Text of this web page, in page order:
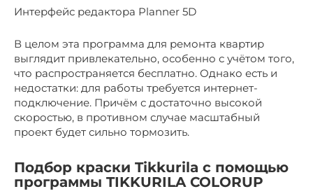
Интерфейс редактора Planner 5D
В целом эта программа для ремонта квартир
выглядит привлекательно, особенно с учётом того,
что распространяется бесплатно. Однако есть и
недостатки: для работы требуется интернет-
подключение. Причём с достаточно высокой
скоростью, в противном случае масштабный
проект будет сильно тормозить.
Подбор краски Tikkurila с помощью
программы TIKKURILA COLORUP